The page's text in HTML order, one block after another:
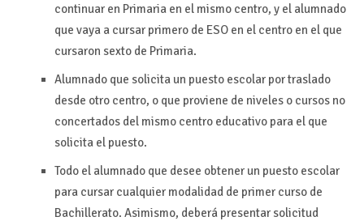
continuar en Primaria en el mismo centro, y el alumnado
que vaya a cursar primero de ESO en el centro en el que
cursaron sexto de Primaria.
Alumnado que solicita un puesto escolar por traslado
desde otro centro, o que proviene de niveles o cursos no
concertados del mismo centro educativo para el que
solicita el puesto.
Todo el alumnado que desee obtener un puesto escolar
para cursar cualquier modalidad de primer curso de
Bachillerato. Asimismo, deberá presentar solicitud